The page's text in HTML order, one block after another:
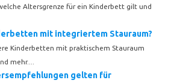
Altersgrenze für ein Kinderbett gilt und
mit integriertem Stauraum?
Kinderbetten mit praktischem Stauraum
mehr....
gelten für